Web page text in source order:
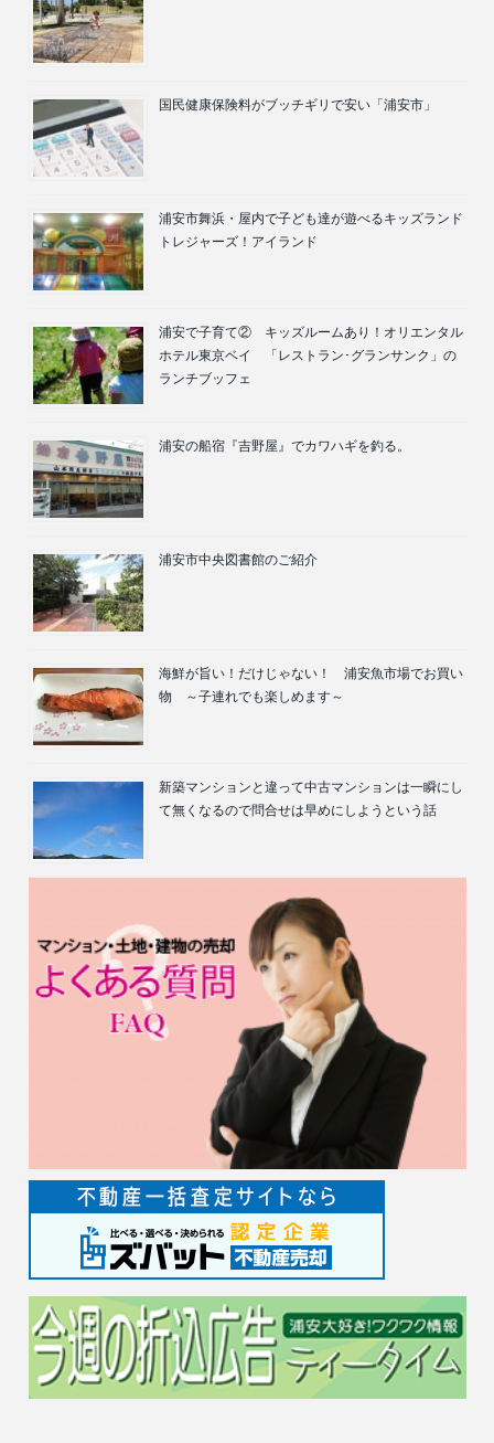
国民健康保険料がブッチギリで安い「浦安市」
浦安市舞浜・屋内で子ども達が遊べるキッズランド
トレジャーズ！アイランド
浦安で子育て② キッズルームあり！オリエンタル
ホテル東京ベイ 「レストラン･グランサンク」の
ランチブッフェ
浦安の船宿『吉野屋』でカワハギを釣る。
浦安市中央図書館のご紹介
海鮮が旨い！だけじゃない！ 浦安魚市場でお買い
物 ～子連れでも楽しめます～
新築マンションと違って中古マンションは一瞬にし
て無くなるので問合せは早めにしようという話